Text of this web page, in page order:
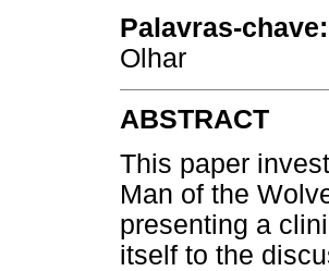
Palavras-chave:
Olhar
ABSTRACT
This paper
Man of the
presenting a
itself to the